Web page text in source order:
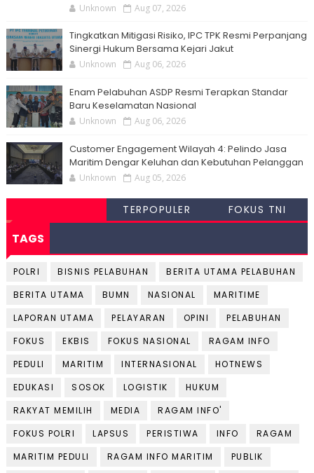
Unknown Aug 07, 2026
Tingkatkan Mitigasi Risiko, IPC TPK Resmi Perpanjang
Sinergi Hukum Bersama Kejari Jakut
Unknown Aug 06, 2026
Enam Pelabuhan ASDP Resmi Terapkan Standar
Baru Keselamatan Nasional
Unknown Aug 06, 2026
Customer Engagement Wilayah 4: Pelindo Jasa
Maritim Dengar Keluhan dan Kebutuhan Pelanggan
Unknown Aug 05, 2026
TERPOPULER FOKUS TNI
TAGS
POLRI BISNIS PELABUHAN
BERITA UTAMA PELABUHAN
BERITA UTAMA
BUMN NASIONAL
MARITIME
LAPORAN UTAMA
PELAYARAN OPINI
PELABUHAN
FOKUS
EKBIS FOKUS NASIONAL
RAGAM INFO
PEDULI
MARITIM INTERNASIONAL
HOTNEWS
EDUKASI
SOSOK LOGISTIK
HUKUM
RAKYAT MEMILIH
MEDIA
RAGAM INFO'
FOKUS POLRI
LAPSUS PERISTIWA INFO
RAGAM
MARITIM PEDULI
RAGAM INFO MARITIM
PUBLIK